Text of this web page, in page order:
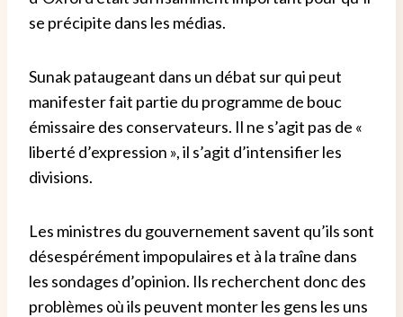
se précipite dans les médias.
Sunak pataugeant dans un débat sur qui peut
manifester fait partie du programme de bouc
émissaire des conservateurs. Il ne s’agit pas de «
liberté d’expression », il s’agit d’intensifier les
divisions.
Les ministres du gouvernement savent qu’ils sont
désespérément impopulaires et à la traîne dans
les sondages d’opinion. Ils recherchent donc des
problèmes où ils peuvent monter les gens les uns